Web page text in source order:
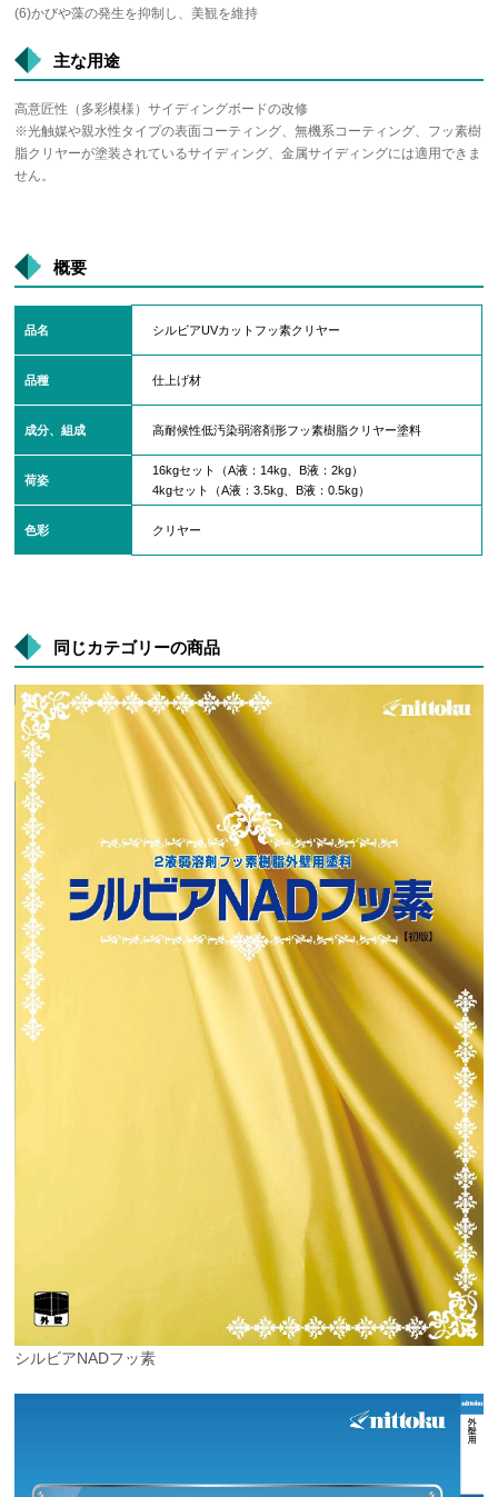
(6)かびや藻の発生を抑制し、美観を維持
主な用途
高意匠性（多彩模様）サイディングボードの改修
※光触媒や親水性タイプの表面コーティング、無機系コーティング、フッ素樹
脂クリヤーが塗装されているサイディング、金属サイディングには適用できま
せん。
概要
品名 シルビアUVカットフッ素クリヤー
品種 仕上げ材
成分、組成 高耐候性低汚染弱溶剤形フッ素樹脂クリヤー塗料
荷姿
16kgセット（A液：14kg、B液：2kg）
4kgセット（A液：3.5kg、B液：0.5kg）
色彩 クリヤー
同じカテゴリーの商品
シルビアNADフッ素